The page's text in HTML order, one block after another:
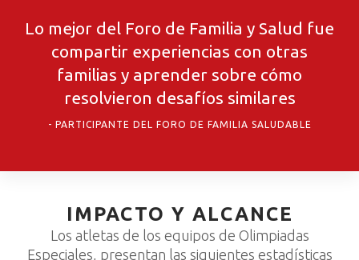
Lo mejor del Foro de Familia y Salud fue
compartir experiencias con otras
familias y aprender sobre cómo
resolvieron desafíos similares
PARTICIPANTE DEL FORO DE FAMILIA SALUDABLE
IMPACTO Y ALCANCE
Los atletas de los equipos de Olimpiadas
Especiales, presentan las siguientes estadísticas